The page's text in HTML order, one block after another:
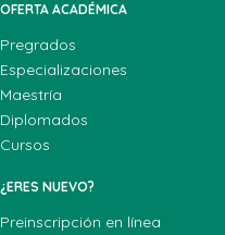
OFERTA ACADÉMICA
Pregrados
Especializaciones
Maestría
Diplomados
Cursos
¿ERES NUEVO?
Preinscripción en línea